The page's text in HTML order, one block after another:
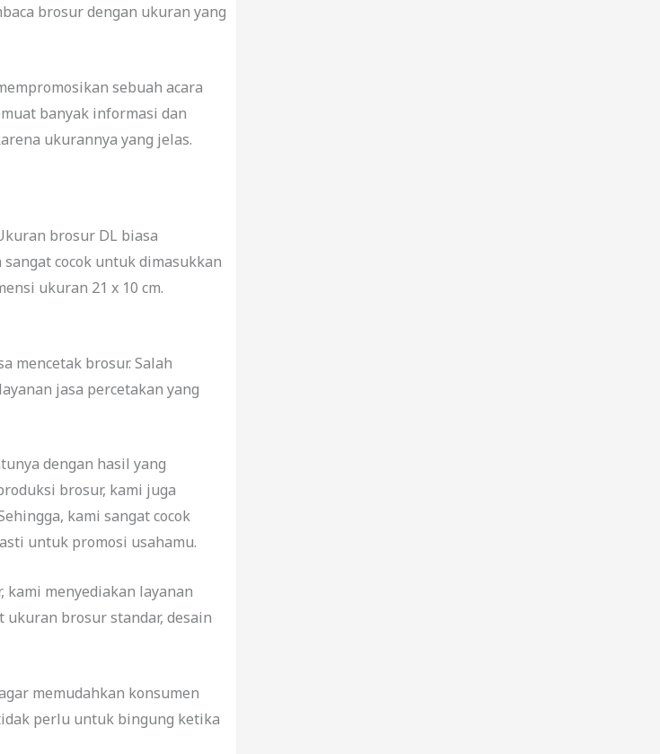
brosur dengan ukuran yang
sebuah acara
banyak informasi dan
ukurannya yang jelas.
brosur DL biasa
cocok untuk dimasukkan
ukuran 21 x 10 cm.
mencetak brosur. Salah
jasa percetakan yang
dengan hasil yang
brosur, kami juga
kami sangat cocok
untuk promosi usahamu.
kami menyediakan layanan
brosur standar, desain
memudahkan konsumen
perlu untuk bingung ketika